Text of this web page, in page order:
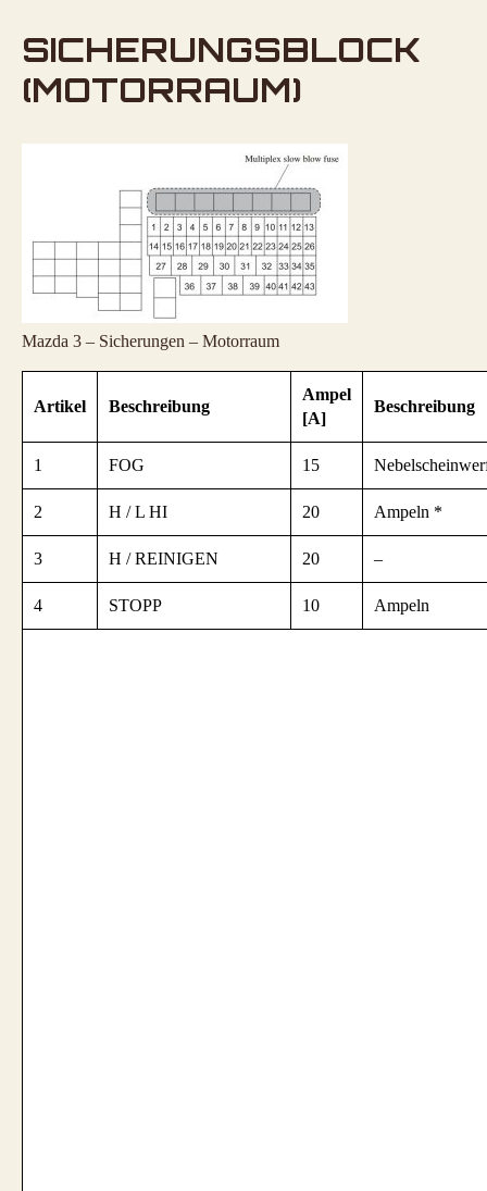
SICHERUNGSBLOCK
(MOTORRAUM)
Mazda 3 – Sicherungen – Motorraum
Artikel Beschreibung
Ampel
[A]
Beschreibung
1 FOG 15
2 H / L HI 20 Ampeln *
3 H / REINIGEN 20 –
4 STOPP 10 Ampeln